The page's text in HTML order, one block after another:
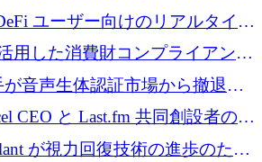
、オリバー・プリル氏
ユーザー向けのリアルタイム
ス レイヤーを構築するために
ら 200 万ドルを調達
用した消費財コンプライアンス
ムのために 400 万ドルを調達
音声生体認証市場から撤退す
が54万6,000ポンドのプレシ
CEO と Last.fm 共同創設者の支
ルス撤退
が視力回復技術の進歩のため